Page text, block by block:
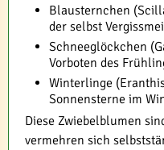
Blausternchen
der selbst
Schneeglöckchen
Vorboten des
Winterlinge
Sonnensterne im
Diese Zwiebelblumen
vermehren sich